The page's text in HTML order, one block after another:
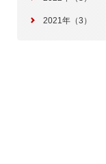
2021年（3）